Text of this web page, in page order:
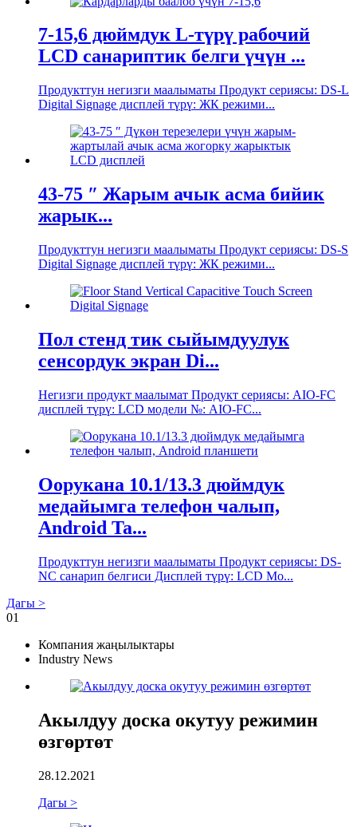
7-15,6 дюймдук L-түрү рабочий
LCD санариптик белги үчүн ...
Продукттун негизги маалыматы Продукт сериясы: DS-L
Digital Signage дисплей түрү: ЖК режими...
43-75 ″ Жарым ачык асма бийик
жарык...
Продукттун негизги маалыматы Продукт сериясы: DS-S
Digital Signage дисплей түрү: ЖК режими...
Пол стенд тик сыйымдуулук
сенсордук экран Di...
Негизги продукт маалымат Продукт сериясы: AIO-FC
дисплей түрү: LCD модели №: AIO-FC...
Оорукана 10.1/13.3 дюймдук
медайымга телефон чалып,
Android Ta...
Продукттун негизги маалыматы Продукт сериясы: DS-
NC санарип белгиси Дисплей түрү: LCD Mo...
Дагы >
01
Компания жаңылыктары
Industry News
Акылдуу доска окутуу режимин
өзгөртөт
28.12.2021
Дагы >